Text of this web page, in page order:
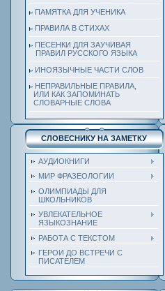
ПАМЯТКА ДЛЯ УЧЕНИКА
ПРАВИЛА В СТИХАХ
ПЕСЕНКИ ДЛЯ ЗАУЧИВАЯ
ПРАВИЛ РУССКОГО ЯЗЫКА
ИНОЯЗЫЧНЫЕ ЧАСТИ СЛОВ
НЕПРАВИЛЬНЫЕ ПРАВИЛА,
ИЛИ КАК ЗАПОМИНАТЬ
СЛОВАРНЫЕ СЛОВА
СЛОВЕСНИКУ НА ЗАМЕТКУ
АУДИОКНИГИ
МИР ФРАЗЕОЛОГИИ
ОЛИМПИАДЫ ДЛЯ
ШКОЛЬНИКОВ
УВЛЕКАТЕЛЬНОЕ
ЯЗЫКОЗНАНИЕ
РАБОТА С ТЕКСТОМ
ГЕРОИ ДО ВСТРЕЧИ С
ПИСАТЕЛЕМ